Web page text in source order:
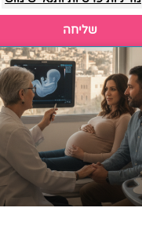
שליחה